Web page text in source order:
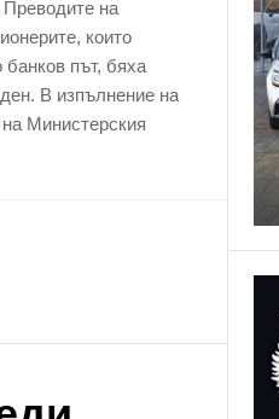
на
които
банков път, бяха
В изпълнение на
Министерския